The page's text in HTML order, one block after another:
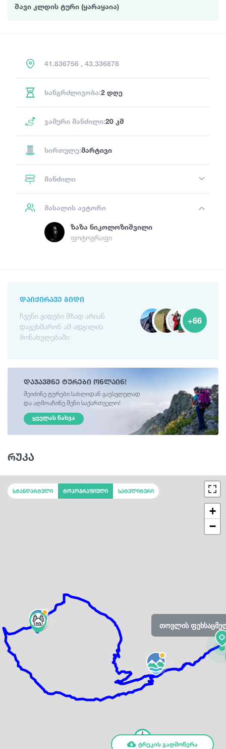
შავი კლდის ტური (ყარაყაია)
41.836756 , 43.336878
ხანგრძლივობა:2 დღე
ჯამური მანძილი:20 კმ
სირთულე:მარტივი
მანძილი
მასალის ავტორი
Ზაზა Ნიკოლოზიშვილი
ფოტოგრაფი
ᲓᲐᲘᲥᲘᲠᲐᲕᲔ ᲒᲘᲓᲘ
ჩვენი გიდები მზად არიან
დაგეხმარონ ამ ადგილის
მონახულებაში
+66
დაჯავშნე ტურები ონლაინ!
შეიძინე ტურები სახლიდან გაუსვლელად
და აღმოაჩინე შენი საქართველო!
ᲧᲕᲔᲚᲐᲡ ᲜᲐᲮᲕᲐ
რუკა
თოვლის
+
−
ᲢᲠᲔᲙᲘᲡ ᲒᲐᲓᲛᲝᲬᲔᲠᲐ
სტანდარტული ტოპოგრაფიული სატელიტური